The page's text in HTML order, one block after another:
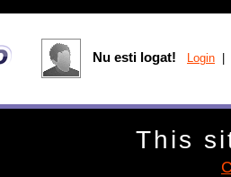
Nu esti logat! Login
This